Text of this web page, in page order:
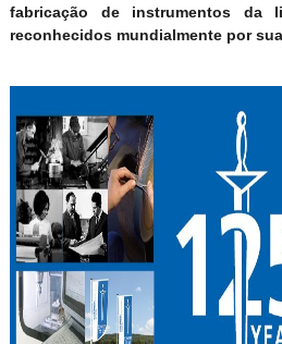
fabricação de instrumentos da
reconhecidos mundialmente por